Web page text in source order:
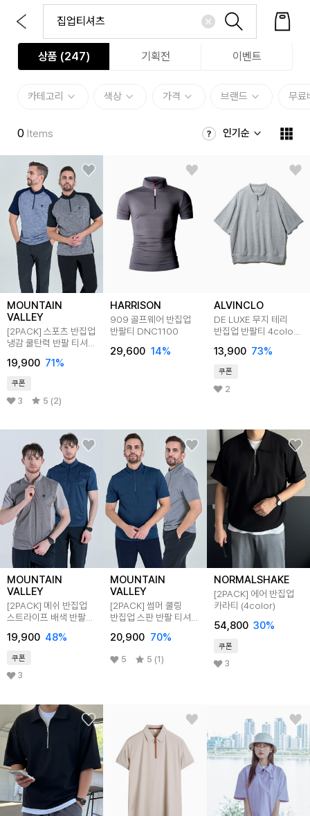
상품 (247) 기획전 이벤트
카테고리 색상 가격 브랜드 무료
0 Items 인기순
MOUNTAIN
VALLEY
[2PACK] 스포츠 반집업
냉감 쿨탄력 반팔 티셔츠
19,900 71%
쿠폰
3 5 (2)
HARRISON
909 골프웨어 반집업
반팔티 DNC1100
29,600 14%
ALVINCLO
DE LUXE 무지 테리
반집업 반팔티 4color
13,900 73%
쿠폰
2
MOUNTAIN
VALLEY
[2PACK] 메쉬 반집업
스트라이프 배색 반팔
19,900 48%
쿠폰
3
MOUNTAIN
VALLEY
[2PACK] 썸머 쿨링
반집업 스판 반팔 티셔츠
20,900 70%
5 5 (1)
NORMALSHAKE
[2PACK] 에어 반집업
카라티 (4color)
54,800 30%
쿠폰
3